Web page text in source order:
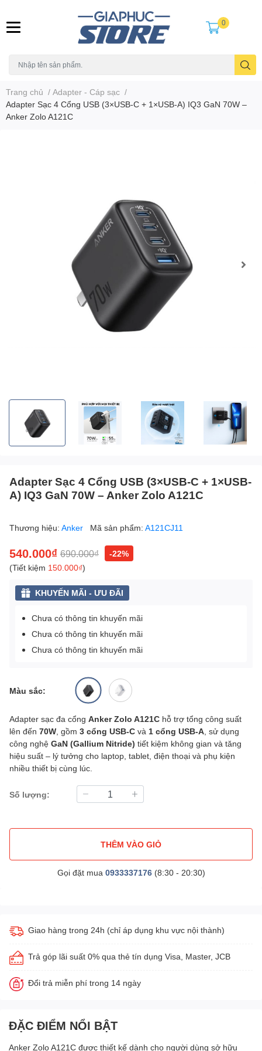
0
Trang chủ / Adapter - Cáp sạc /
Adapter Sạc 4 Cổng USB (3×USB-C + 1×USB-A) IQ3 GaN 70W –
Anker Zolo A121C
Adapter Sạc 4 Cổng USB (3×USB-C + 1×USB-
A) IQ3 GaN 70W – Anker Zolo A121C
Thương hiệu: Anker Mã sản phẩm: A121CJ11
540.000₫ 690.000₫
-22%
(Tiết kiệm 150.000₫)
KHUYẾN MÃI - ƯU ĐÃI
Chưa có thông tin khuyến mãi
Chưa có thông tin khuyến mãi
Chưa có thông tin khuyến mãi
Màu sắc:
Adapter sạc đa cổng Anker Zolo A121C hỗ trợ tổng công suất
lên đến 70W , gồm 3 cổng USB-C và 1 cổng USB-A , sử dụng
công nghệ GaN (Gallium Nitride) tiết kiệm không gian và tăng
hiệu suất – lý tưởng cho laptop, tablet, điện thoại và phụ kiện
nhiều thiết bị cùng lúc.
Số lượng:
THÊM VÀO GIỎ
Gọi đặt mua 0933337176(8:30 - 20:30)
Giao hàng trong 24h (chỉ áp dụng khu vực nội thành)
Trả góp lãi suất 0% qua thẻ tín dụng Visa, Master, JCB
Đổi trả miễn phí trong 14 ngày
ĐẶC ĐIỂM NỔI BẬT
Anker Zolo A121C được thiết kế dành cho người dùng sở hữu